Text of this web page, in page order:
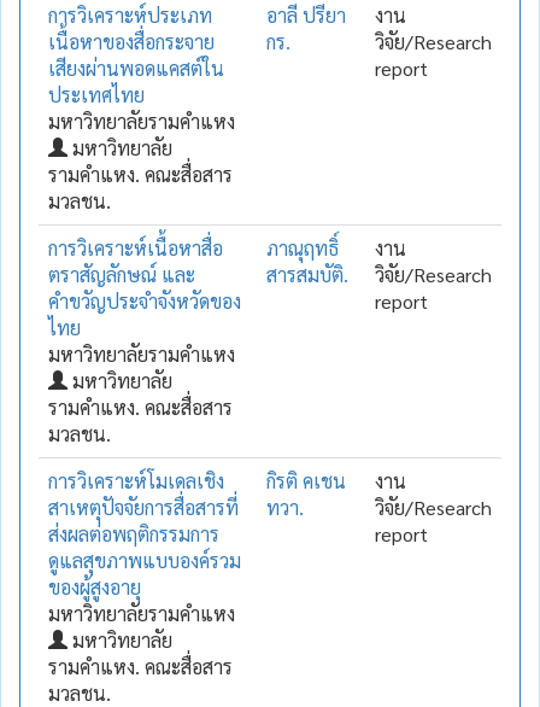
การวิเคราะห์ประเภท
เนื้อหาของสื่อกระจาย
เสียงผ่านพอดแคสต์ใน
ประเทศไทย
มหาวิทยาลัยรามคำแหง
มหาวิทยาลัย
รามคำแหง. คณะสื่อสาร
มวลชน.
อาลี ปรียา
กร.
งาน
วิจัย/Research
report
การวิเคราะห์เนื้อหาสื่อ
ตราสัญลักษณ์ และ
คำขวัญประจำจังหวัดของ
ไทย
มหาวิทยาลัยรามคำแหง
มหาวิทยาลัย
รามคำแหง. คณะสื่อสาร
มวลชน.
ภาณุฤทธิ์
สารสมบัติ.
งาน
วิจัย/Research
report
การวิเคราะห์โมเดลเชิง
สาเหตุปัจจัยการสื่อสารที่
ส่งผลต่อพฤติกรรมการ
ดูแลสุขภาพแบบองค์รวม
ของผู้สูงอายุ
มหาวิทยาลัยรามคำแหง
มหาวิทยาลัย
รามคำแหง. คณะสื่อสาร
มวลชน.
กิรติ คเชน
ทวา.
งาน
วิจัย/Research
report